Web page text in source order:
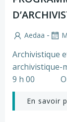
Aedaa -
Archivistique
9 h 00
En savoir